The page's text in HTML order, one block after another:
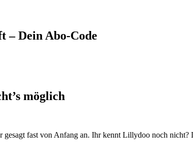
Dein Abo-Code
möglich
fast von Anfang an. Ihr kennt Lillydoo noch nicht?